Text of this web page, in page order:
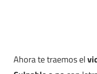
Ahora te traemos el